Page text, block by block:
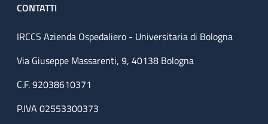
CONTATTI
IRCCS Azienda Ospedaliero - Universitaria di Bologna
Via Giuseppe Massarenti, 9, 40138 Bologna
C.F. 92038610371
P.IVA 02553300373